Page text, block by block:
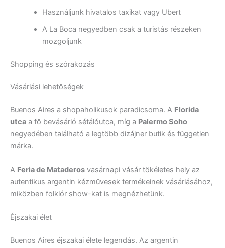
Használjunk hivatalos taxikat vagy Ubert
A La Boca negyedben csak a turistás részeken
mozgoljunk
Shopping és szórakozás
Vásárlási lehetőségek
Buenos Aires a shopaholikusok paradicsoma. A Florida
utca a fő bevásárló sétálóutca, míg a Palermo Soho
negyedében található a legtöbb dizájner butik és független
márka.
A Feria de Mataderos vasárnapi vásár tökéletes hely az
autentikus argentin kézművesek termékeinek vásárlásához,
miközben folklór show-kat is megnézhetünk.
Éjszakai élet
Buenos Aires éjszakai élete legendás. Az argentin